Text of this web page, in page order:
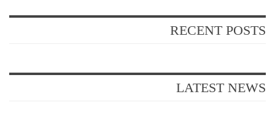
RECENT POSTS
LATEST NEWS